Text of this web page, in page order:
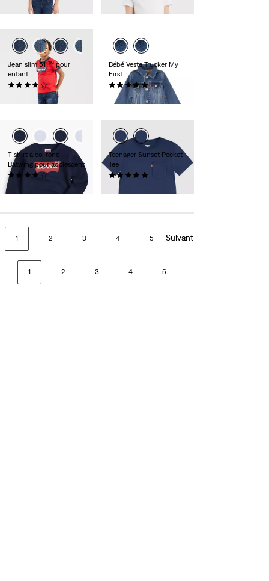
35,00 € 18,00 €
Jean slim 511™ pour
enfant
(76)
Bébé Veste Trucker My
First
(1)
70,00 €
T-shirt à col rond
Batwing pour adolescent
35,00 €
Teenager Sunset Pocket
Tee
18,00 €
1 2 3 4 5 6
Suivant
1 2 3 4 5